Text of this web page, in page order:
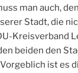
man auch,
Stadt, die
Kreisverband
beiden den
ist es